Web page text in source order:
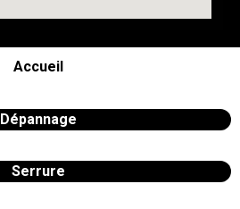
Accueil
Dépannage
Serrure